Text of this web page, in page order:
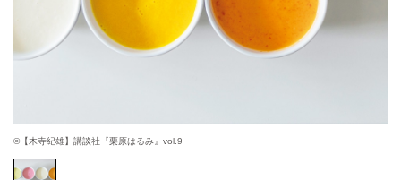
©【木寺紀雄】講談社『栗原はるみ』vol.9